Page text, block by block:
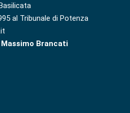
al Tribunale di Potenza
Massimo Brancati